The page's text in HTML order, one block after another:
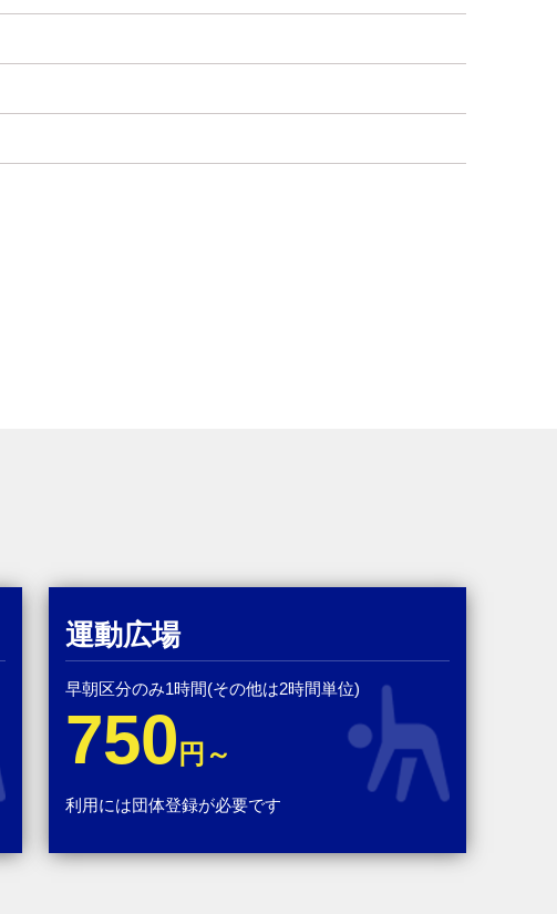
運動広場
早朝区分のみ1時間(その他は2時間単位)
750 円～
利用には団体登録が必要です